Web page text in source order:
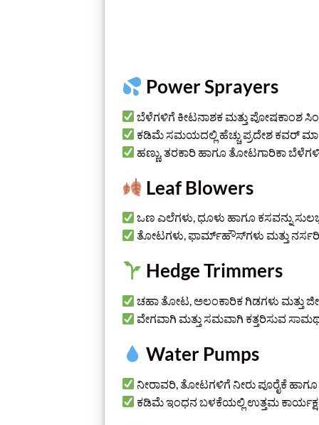
Power Sprayers
ಬೆಳೆಗಳಿಗೆ ಕೀಟನಾಶಕ ಮತ್ತು ಪೋಷಕಾಂಶ
ಕಡಿಮೆ ಸಮಯದಲ್ಲಿ ಹೆಚ್ಚು ಪ್ರದೇಶ ಕವರ್
ಹಣ್ಣು, ತರಕಾರಿ ಹಾಗೂ ತೋಟಗಾರಿಕಾ
Leaf Blowers
ಒಣ ಎಲೆಗಳು, ಧೂಳು ಹಾಗೂ ಕಸವನ್ನು
ತೋಟಗಳು, ಫಾರ್ಮ್‌ಹೌಸ್‌ಗಳು ಮತ್ತು
Hedge Trimmers
ಚಹಾ ತೋಟ, ಅಲಂಕಾರಿಕ ಗಿಡಗಳು ಮತ್ತು
ವೇಗವಾಗಿ ಮತ್ತು ಸಮವಾಗಿ ಕತ್ತರಿಸುವ
Water Pumps
ನೀರಾವರಿ, ತೋಟಗಳಿಗೆ ನೀರು ಪೂರೈಕೆ
ಕಡಿಮೆ ಇಂಧನ ಬಳಕೆಯಲ್ಲಿ ಉತ್ತಮ